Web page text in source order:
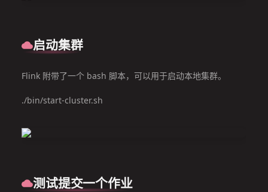
启动集群
Flink 附带了一个 bash 脚本，可以用于启动本地集群。
./bin/start-cluster.sh
测试提交一个作业